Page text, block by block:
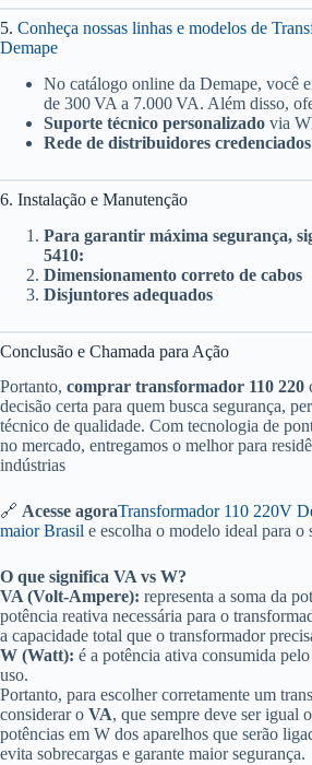
5. Conheça nossas linhas e modelos de
Demape
No catálogo online da Demape, você
de 300 VA a 7.000 VA. Além disso,
Suporte técnico personalizado via
Rede de distribuidores credenciados
6. Instalação e Manutenção
Para garantir máxima segurança,
5410:
Dimensionamento correto de cabos
Disjuntores adequados
Conclusão e Chamada para Ação
Portanto, comprar transformador 110 220
decisão certa para quem busca segurança,
técnico de qualidade. Com tecnologia de
no mercado, entregamos o melhor para
indústrias
🔗 Acesse agoraTransformador 110 220V
maior Brasil e escolha o modelo ideal para o
O que significa VA vs W?
VA (Volt-Ampere): representa a soma da
potência reativa necessária para o
a capacidade total que o transformador
W (Watt): é a potência ativa consumida
uso.
Portanto, para escolher corretamente um
considerar o VA, que sempre deve ser igual
potências em W dos aparelhos que serão
evita sobrecargas e garante maior segurança.